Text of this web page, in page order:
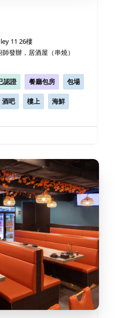
11 26樓
發辦，居酒屋（串燒）
認證 餐廳包房 包場
酒吧 樓上 海鮮